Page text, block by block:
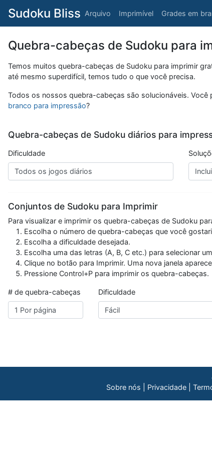
Sudoku Bliss Arquivo Imprimível Grades em
Quebra-cabeças de Sudoku para
Temos muitos quebra-cabeças de Sudoku para imprimir
até mesmo superdifícil, temos tudo o que você precisa.
Todos os nossos quebra-cabeças são solucionáveis.
branco para impressão?
Quebra-cabeças de Sudoku diários para
Dificuldade
Conjuntos de Sudoku para Imprimir
Para visualizar e imprimir os quebra-cabeças de Sudoku
Escolha o número de quebra-cabeças que você
Escolha a dificuldade desejada.
Escolha uma das letras (A, B, C etc.) para selecionar
Clique no botão para Imprimir. Uma nova janela
Pressione Control+P para imprimir os quebra-cabeças.
# de quebra-cabeças Dificuldade
Sobre nós Privacidade|